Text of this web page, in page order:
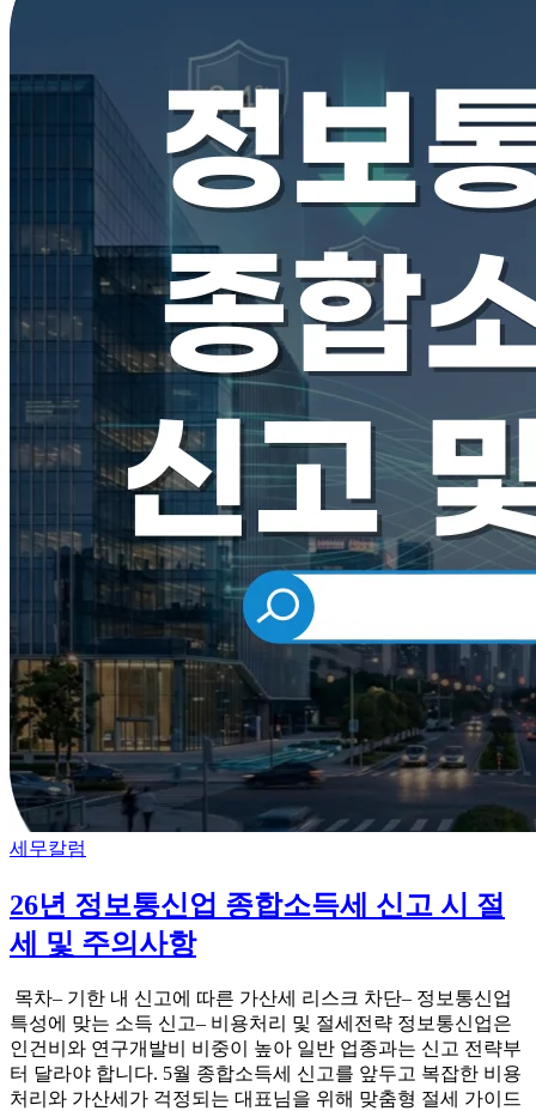
Categories
세무칼럼
26년 정보통신업 종합소득세 신고 시 절
세 및 주의사항
​ 목차– 기한 내 신고에 따른 가산세 리스크 차단– 정보통신업
특성에 맞는 소득 신고– 비용처리 및 절세전략 정보통신업은
인건비와 연구개발비 비중이 높아 일반 업종과는 신고 전략부
터 달라야 합니다. 5월 종합소득세 신고를 앞두고 복잡한 비용
처리와 가산세가 걱정되는 대표님을 위해 맞춤형 절세 가이드